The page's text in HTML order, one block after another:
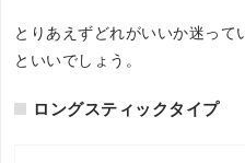
とりあえずどれがいいか迷って
といいでしょう。
ロングスティックタイプ